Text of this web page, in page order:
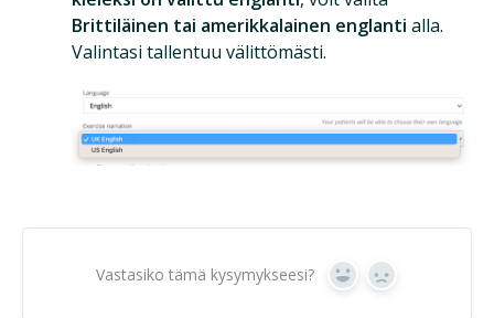
Brittiläinen tai amerikkalainen englanti alla.
Valintasi tallentuu välittömästi.
Vastasiko tämä kysymykseesi? Kyllä Ei